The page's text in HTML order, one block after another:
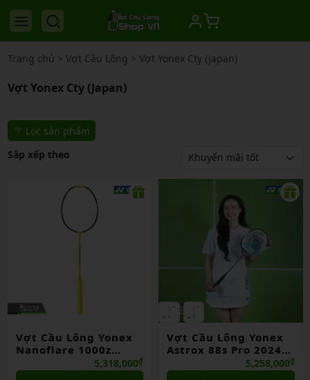
Trang chủ > Vợt Cầu Lông > Vợt Yonex Cty (japan)
Vợt Yonex Cty (japan)
Lọc sản phẩm
Sắp xếp theo
Vợt Cầu Lông Yonex
Nanoflare 1000z
5,318,000₫
Vợt Cầu Lông Yonex
Astrox 88s Pro 2024
5,258,000₫